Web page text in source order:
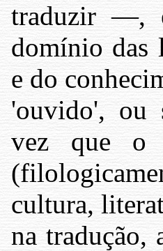
traduzir —,
domínio das
e do
'ouvido', ou
vez que o
cultura,
na tradução,